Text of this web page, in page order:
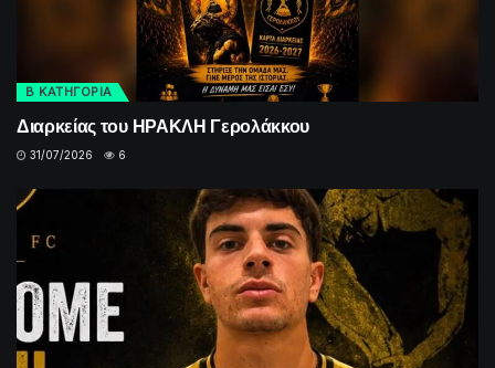
Β ΚΑΤΗΓΟΡΙΑ
Διαρκείας του ΗΡΑΚΛΗ Γερολάκκου
31/07/2026 6